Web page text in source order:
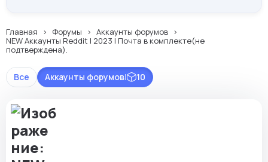
Главная Форумы
Аккаунты форумов
NEW Аккаунты Reddit | 2023 | Почта в комплекте(не
подтверждена).
Все Аккаунты форумов| 10